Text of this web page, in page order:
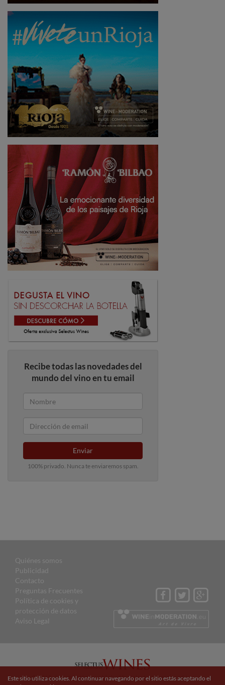
Recibe todas las novedades del
mundo del vino en tu email
Enviar
100% privado. Nunca te enviaremos spam.
Quiénes somos
Publicidad
Contacto
Preguntas Frecuentes
Política de cookies y
protección de datos
Aviso Legal
© 2015 Selectus Wines published by Selectus Magazines S.L.
Este sitio utiliza cookies. Al continuar navegando por el sitio estás aceptando el